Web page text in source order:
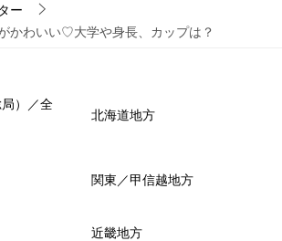
ー
かわいい♡大学や身長、カップは？
）／全
北海道地方
関東／甲信越地方
近畿地方